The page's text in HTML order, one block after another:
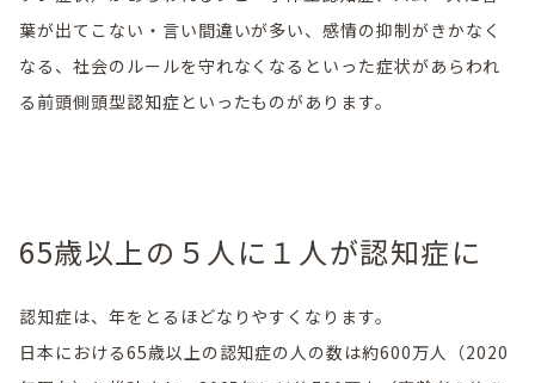
葉が出てこない・言い間違いが多い、感情の抑制がきかなく
なる、社会のルールを守れなくなるといった症状があらわれ
る前頭側頭型認知症といったものがあります。
65歳以上の５人に１人が認知症に
認知症は、年をとるほどなりやすくなります。
日本における65歳以上の認知症の人の数は約600万人（2020